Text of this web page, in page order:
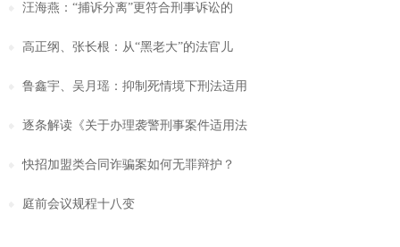
汪海燕：“捕诉分离”更符合刑事诉讼的
高正纲、张长根：从“黑老大”的法官儿
鲁鑫宇、吴月瑶：抑制死情境下刑法适用
逐条解读《关于办理袭警刑事案件适用法
快招加盟类合同诈骗案如何无罪辩护？
庭前会议规程十八变